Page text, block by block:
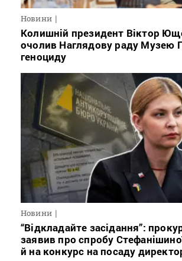
Новини
Колишній президент Віктор
очолив Наглядову раду Музею
геноциду
Новини
“Відкладайте засідання”:
заявив про спробу
й на конкурс на посаду